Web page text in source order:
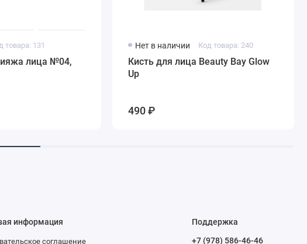
товара: 131
лица №04,
Нет в наличии Код товара: 240
Кисть для лица Beauty Bay Glow
Up
490 ₽
информация
соглашение
Поддержка
+7 (978) 586-46-46